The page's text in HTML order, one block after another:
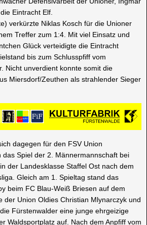
Eintracht Elf.
verkürzte Niklas Kosch für die Unioner
Treffer zum 1:4. Mit viel Einsatz und
Glück verteidigte die Eintracht
bis zum Schlusspfiff vom
Nicht unverdient konnte somit die
Miersdorf/Zeuthen als strahlender Sieger
dagegen für den FSV Union
das Spiel der 2. Männermannschaft bei
der Landesklasse Staffel Ost nach dem
Gleich am 1. Spieltag stand das
beim FC Blau-Weiß Briesen auf dem
der Union Oldies Christian Mlynarczyk und
Fürstenwalder eine junge ehrgeizige
Waldsportplatz auf. Nach dem Anpfiff vom